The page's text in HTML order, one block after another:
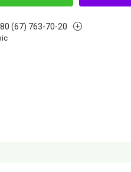
(67) 763-70-20